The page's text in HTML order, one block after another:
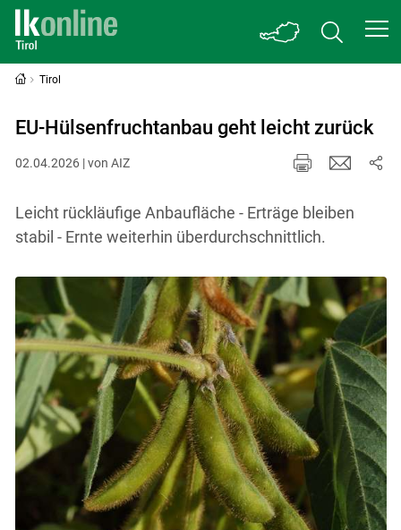
Tirol
EU-Hülsenfruchtanbau geht leicht zurück
02.04.2026 | von AIZ
Leicht rückläufige Anbaufläche - Erträge bleiben
stabil - Ernte weiterhin überdurchschnittlich.